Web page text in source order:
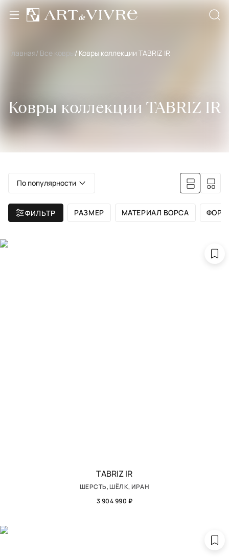
Главная/ Все ковры / Ковры коллекции TABRIZ IR
Ковры коллекции TABRIZ IR
По популярности
ФИЛЬТР РАЗМЕР МАТЕРИАЛ ВОРСА
TABRIZ IR
ШЕРСТЬ, ШЁЛК, ИРАН
3 904 990 ₽